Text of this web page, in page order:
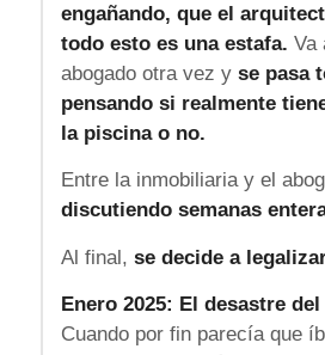
engañando, que el
todo esto es una estafa. Va
abogado otra vez y se pasa
pensando si realmente
la piscina o no.
Entre la inmobiliaria y el
discutiendo semanas
Al final, se decide a
Enero 2025: El desastre
Cuando por fin parecía que